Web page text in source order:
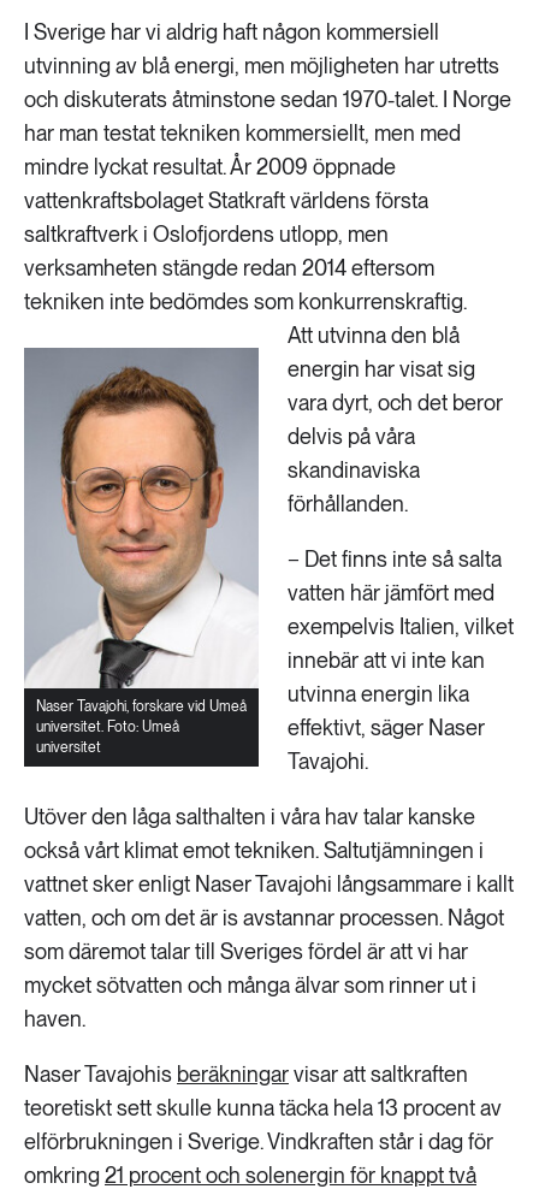
I Sverige har vi aldrig haft någon kommersiell
utvinning av blå energi, men möjligheten har utretts
och diskuterats åtminstone sedan 1970-talet. I Norge
har man testat tekniken kommersiellt, men med
mindre lyckat resultat. År 2009 öppnade
vattenkraftsbolaget Statkraft världens första
saltkraftverk i Oslofjordens utlopp, men
verksamheten stängde redan 2014 eftersom
tekniken inte bedömdes som konkurrenskraftig.
Naser Tavajohi, forskare vid Umeå
universitet. Foto: Umeå
universitet
Att utvinna den blå
energin har visat sig
vara dyrt, och det beror
delvis på våra
skandinaviska
förhållanden.
− Det finns inte så salta
vatten här jämfört med
exempelvis Italien, vilket
innebär att vi inte kan
utvinna energin lika
effektivt, säger Naser
Tavajohi.
Utöver den låga salthalten i våra hav talar kanske
också vårt klimat emot tekniken. Saltutjämningen i
vattnet sker enligt Naser Tavajohi långsammare i kallt
vatten, och om det är is avstannar processen. Något
som däremot talar till Sveriges fördel är att vi har
mycket sötvatten och många älvar som rinner ut i
haven.
Naser Tavajohis beräkningarvisar att saltkraften
teoretiskt sett skulle kunna täcka hela 13 procent av
elförbrukningen i Sverige. Vindkraften står i dag för
omkring 21 procent och solenergin för knappt två